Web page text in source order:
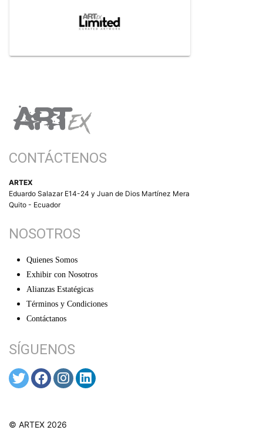
CONTÁCTENOS
ARTEX
Eduardo Salazar E14-24 y Juan de Dios Martínez Mera
Quito - Ecuador
NOSOTROS
Quienes Somos
Exhibir con Nosotros
Alianzas Estatégicas
Términos y Condiciones
Contáctanos
SÍGUENOS
© ARTEX 2026